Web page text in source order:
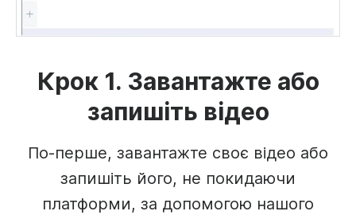
Крок 1. Завантажте або
запишіть відео
По-перше, завантажте своє відео або
запишіть його, не покидаючи
платформи, за допомогою нашого